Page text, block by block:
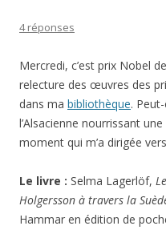
4 réponses
Mercredi, c’est prix Nobel
relecture des œuvres des
dans ma bibliothèque.
l’Alsacienne nourrissant
moment qui m’a dirigée
Le livre : Selma Lagerlöf,
Holgersson à travers la
Hammar en édition de